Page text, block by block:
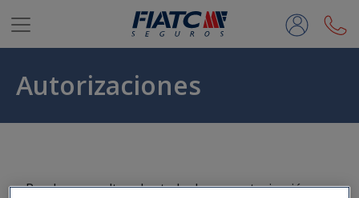
Saltar al contenido principal
Autorizaciones
Puedes consultar el estado de una autorización